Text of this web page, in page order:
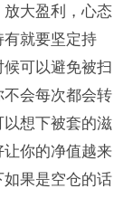
大盈利，心态
就要坚定持
可以避免被扫
会每次都会转
想下被套的滋
你的净值越来
果是空仓的话